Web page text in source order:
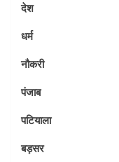
देश
धर्म
नौकरी
पंजाब
पटियाला
बड़सर